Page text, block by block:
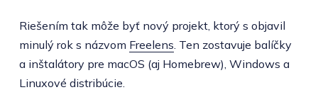
Riešením tak môže byť nový projekt, ktorý s objavil
minulý rok s názvom Freelens . Ten zostavuje balíčky
a inštalátory pre macOS (aj Homebrew), Windows a
Linuxové distribúcie.